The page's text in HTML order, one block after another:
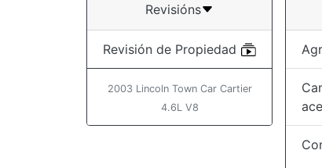
Revisións
Revisión de Propiedad
2003 Lincoln Town Car Cartier
4.6L V8